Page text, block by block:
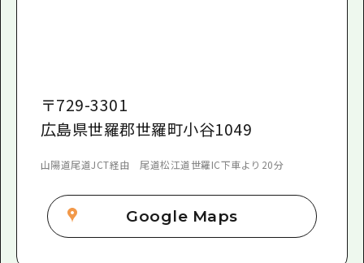
〒729-3301
広島県世羅郡世羅町小谷1049
山陽道尾道JCT経由 尾道松江道世羅IC下車より20分
Google Maps